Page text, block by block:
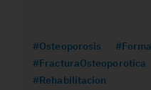
#Osteoporosis
#FracturaOsteoporotica
#Rehabilitacion